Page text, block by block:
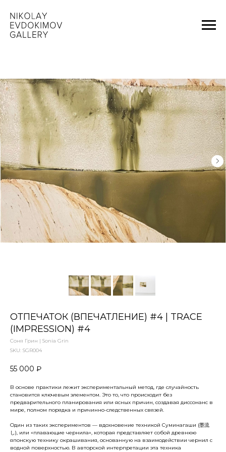
ОТПЕЧАТОК (ВПЕЧАТЛЕНИЕ) #4 | TRACE
(IMPRESSION) #4
Соня Грин | Sonia Grin
SKU: SGR004
55 000 ₽
В основе практики лежит экспериментальный метод, где случайность
становится ключевым элементом. Это то, что происходит без
предварительного планирования или ясных причин, создавая диссонанс в
мире, полном порядка и причинно-следственных связей.
Один из таких экспериментов — вдохновение техникой Суминагаши (墨流
し), или «плавающие чернила», которая представляет собой древнюю
японскую технику окрашивания, основанную на взаимодействии чернил с
водной поверхностью. В авторской интерпретации эта техника